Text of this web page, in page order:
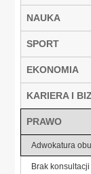
NAUKA
SPORT
EKONOMIA
KARIERA I
PRAWO
Adwokatura
Brak